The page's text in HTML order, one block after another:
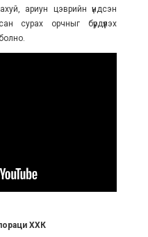
ахуй, ариун цэврийн үндсэн
сурах орчныг бүрдүүлэх
ХХК